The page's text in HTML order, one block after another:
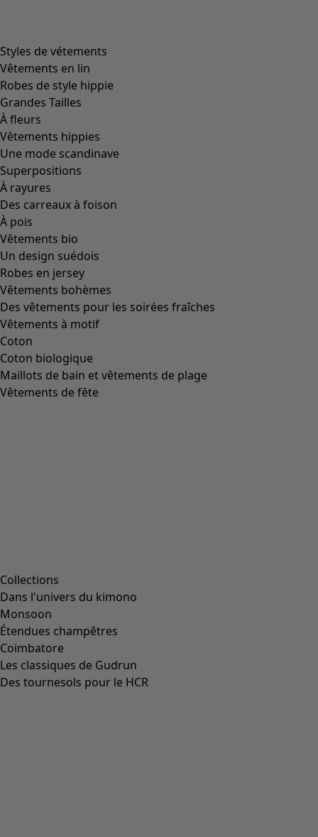
Styles de vétements
Vêtements en lin
Robes de style hippie
Grandes Tailles
À fleurs
Vêtements hippies
Une mode scandinave
Superpositions
À rayures
Des carreaux à foison
À pois
Vêtements bio
Un design suédois
Robes en jersey
Vêtements bohèmes
Des vêtements pour les soirées fraîches
Vêtements à motif
Coton
Coton biologique
Maillots de bain et vêtements de plage
Vêtements de fête
Collections
Dans l'univers du kimono
Monsoon
Étendues champêtres
Coimbatore
Les classiques de Gudrun
Des tournesols pour le HCR